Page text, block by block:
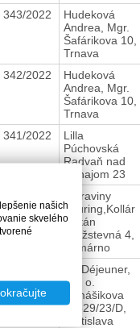
343/2022
Hudeková
Andrea, Mgr.
Šafárikova 10,
Trnava
342/2022
Hudeková
Andrea, Mgr.
Šafárikova 10,
Trnava
341/2022
Lilla
Púchovská
Radvaň nad
Dunajom 23
Potraviny
Bauring,Kollár
Zoltán
Družstevná 4,
Komárno
Up Déjeuner,
s. r. o.
Tomášikova
16529/23/D,
Bratislava
našich
skvelého